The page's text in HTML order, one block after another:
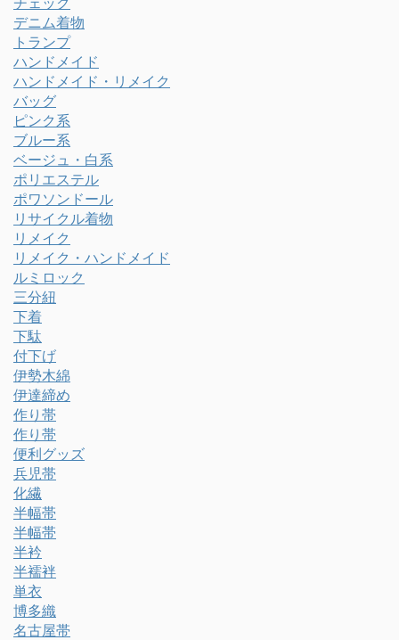
デニム着物
トランプ
ハンドメイド
ハンドメイド・リメイク
バッグ
ピンク系
ブルー系
ベージュ・白系
ポリエステル
ポワソンドール
リサイクル着物
リメイク
リメイク・ハンドメイド
ルミロック
三分紐
下着
下駄
付下げ
伊勢木綿
伊達締め
作り帯
作り帯
便利グッズ
兵児帯
化繊
半幅帯
半幅帯
半衿
半襦袢
単衣
博多織
名古屋帯